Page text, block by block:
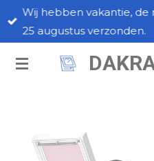
Ga
direct
de
Wij hebben vakantie,
25 augustus verzonden.